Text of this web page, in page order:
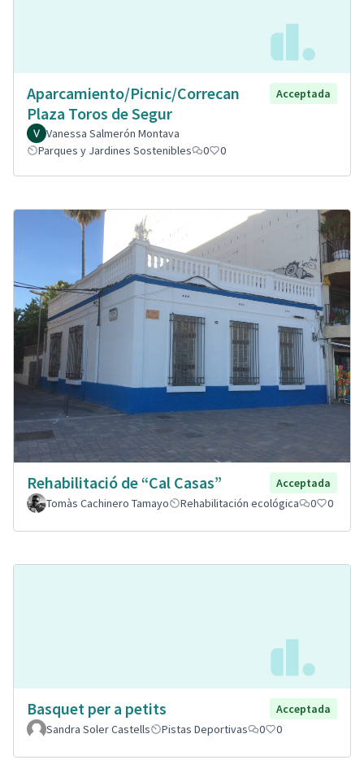
Aparcamiento/Picnic/Correcan
Plaza Toros de Segur
Acceptada
Vanessa Salmerón Montava
Parques y Jardines Sostenibles
0 0
Rehabilitació de “Cal Casas”
Acceptada
Tomàs Cachinero Tamayo
Rehabilitación ecológica 0 0
Basquet per a petits
Acceptada
Sandra Soler Castells
Pistas Deportivas 0 0